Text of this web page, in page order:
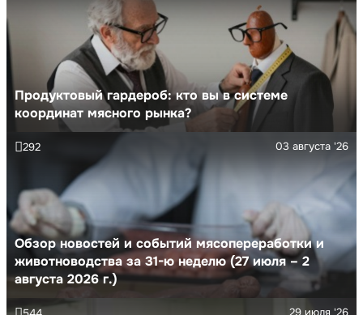
Продуктовый гардероб: кто вы в системе
координат мясного рынка?
Обзор новостей и событий мясопереработки и
животноводства за 31-ю неделю (27 июля – 2
августа 2026 г.)
03 августа '26
292
29 июля '26